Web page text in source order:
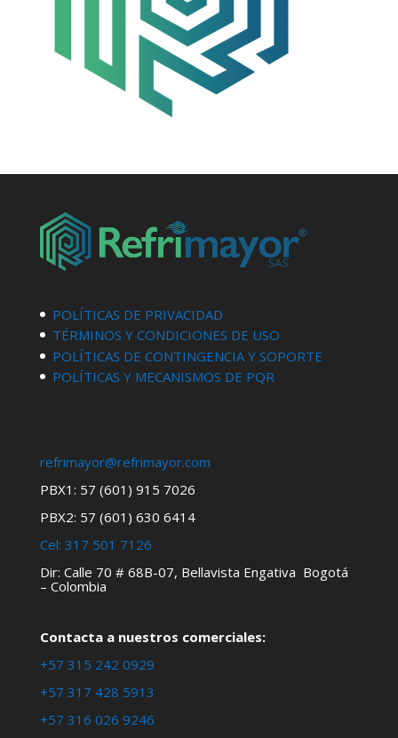
POLÍTICAS DE PRIVACIDAD
TÉRMINOS Y CONDICIONES DE USO
POLÍTICAS DE CONTINGENCIA Y SOPORTE
POLÍTICAS Y MECANISMOS DE PQR
refrimayor@refrimayor.com
PBX1: 57 (601) 915 7026
PBX2: 57 (601) 630 6414
Cel: 317 501 7126
Dir: Calle 70 # 68B-07, Bellavista Engativa Bogotá
– Colombia
Contacta a nuestros comerciales:
+57 315 242 0929
+57 317 428 5913
+57 316 026 9246